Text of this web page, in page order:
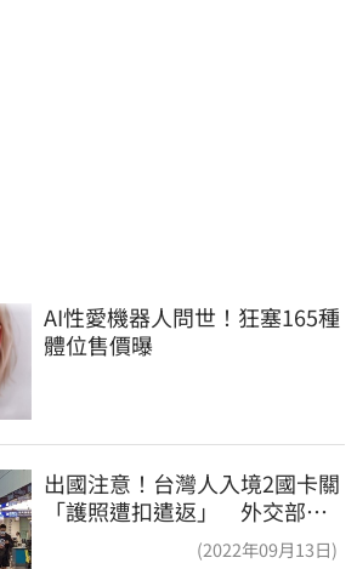
AI性愛機器人問世！狂塞165種
體位售價曝
出國注意！台灣人入境2國卡關
「護照遭扣遣返」 外交部證
(2022年09月13日)